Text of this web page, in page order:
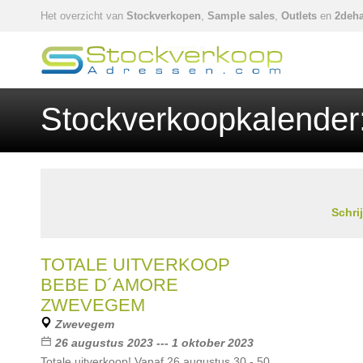
Het overzicht van Stockverkopen, Sample sales, Outlets en
TOTALE UITVERKOOP
BEBE D´AMORE
ZWEVEGEM
Zwevegem
26 augustus 2023 --- 1 oktober 2023